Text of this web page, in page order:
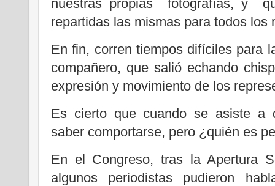
nuestras propias fotografías, y
repartidas las mismas para todos los
En fin, corren tiempos difíciles para
compañero, que salió echando
expresión y movimiento de los
Es cierto que cuando se asiste a
saber comportarse, pero ¿quién es
En el Congreso, tras la Apertura
algunos periodistas pudieron